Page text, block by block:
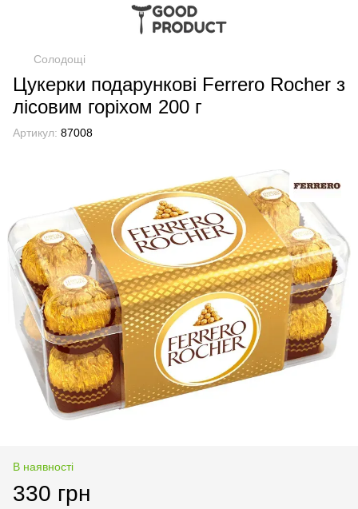
Солодощі
Цукерки подарункові Ferrero Rocher з
лісовим горіхом 200 г
Артикул: 87008
В наявності
330 грн